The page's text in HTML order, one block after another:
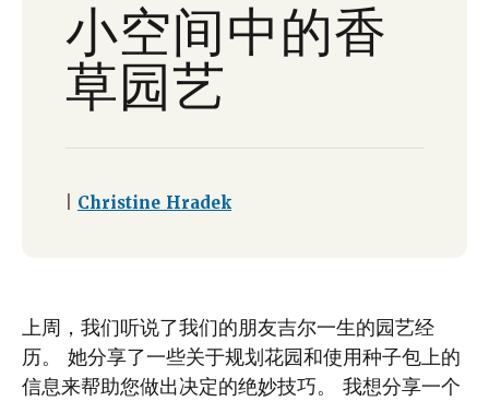
小空间中的香
草园艺
Christine Hradek
上周，我们听说了我们的朋友吉尔一生的园艺经
历。 她分享了一些关于规划花园和使用种子包上的
信息来帮助您做出决定的绝妙技巧。 我想分享一个